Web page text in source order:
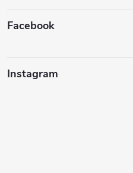
Facebook
Instagram